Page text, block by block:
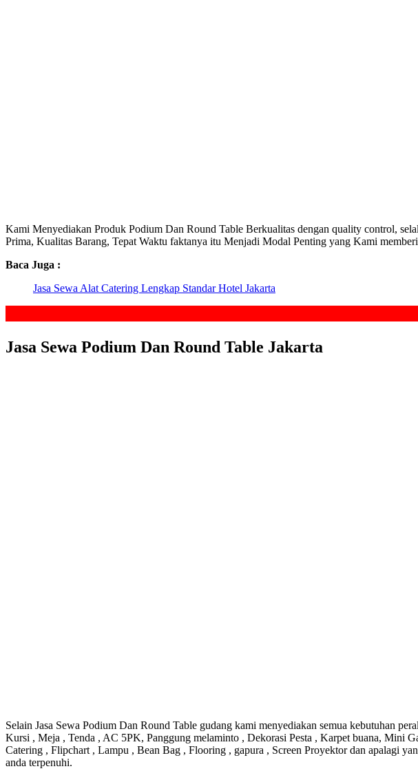
Kami Menyediakan Produk Podium Dan Round Table Berkualitas dengan quality control,
Prima, Kualitas Barang, Tepat Waktu faktanya itu Menjadi Modal Penting yang Kami
Baca Juga :
Jasa Sewa Alat Catering Lengkap Standar Hotel Jakarta
Jasa Sewa Podium Dan Round Table Jakarta
Selain Jasa Sewa Podium Dan Round Table gudang kami menyediakan semua kebutuhan
Kursi , Meja , Tenda , AC 5PK, Panggung melaminto , Dekorasi Pesta , Karpet buana,
Catering , Flipchart , Lampu , Bean Bag , Flooring , gapura , Screen Proyektor dan apalagi
anda terpenuhi.